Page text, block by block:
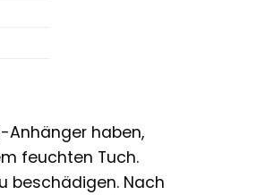
Anhänger haben,
feuchten Tuch.
beschädigen. Nach